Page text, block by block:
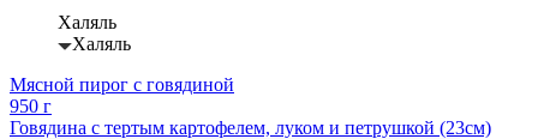
Халяль
Халяль
Мясной пирог с говядиной
950 г
Говядина с тертым картофелем, луком и петрушкой (23см)